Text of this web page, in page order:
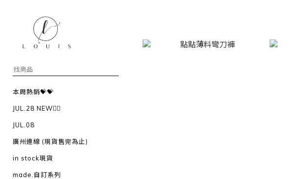
本周熱銷💝💝
JUL.28 NEW❤️‍🔥
JUL.08
廣州連線 (現貨售完為止)
in stock現貨
made.自訂系列